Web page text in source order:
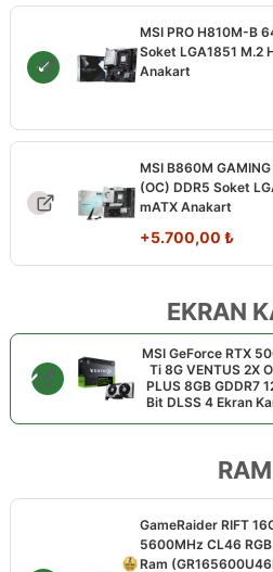
MSI PRO H810M-B
Soket LGA1851 M.2
Anakart
MSI B860M
(OC) DDR5 Soket
mATX Anakart
+5.700,00 ₺
EKRAN
MSI GeForce RTX
Ti 8G VENTUS 2X
PLUS 8GB GDDR7
Bit DLSS 4 Ekran
RAM
GameRaider RIFT
5600MHz CL46
Ram